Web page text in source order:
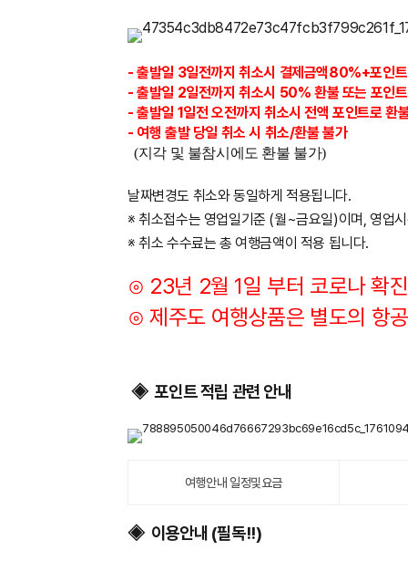
- 출발일 3일전까지취소시 결제금액80%+포인
- 출발일 2일전까지 취소시 50% 환불 또는 포인
- 출발일 1일전 오전까지 취소시 전액 포인트로 환
- 여행 출발 당일 취소 시 취소/환불 불가
(지각 및 불참시에도 환불 불가)
날짜변경도 취소와 동일하게 적용됩니다.
※ 취소접수는 영업일기준 (월~금요일)이며, 영업
※ 취소 수수료는 총 여행금액이 적용 됩니다.
⊙ 23년 2월 1일 부터 코로나 확
​⊙ 제주도 여행상품은 별도의 항
◈포인트 적립 관련 안내
여행안내 일정및요금
◈이용안내 (필독!!)